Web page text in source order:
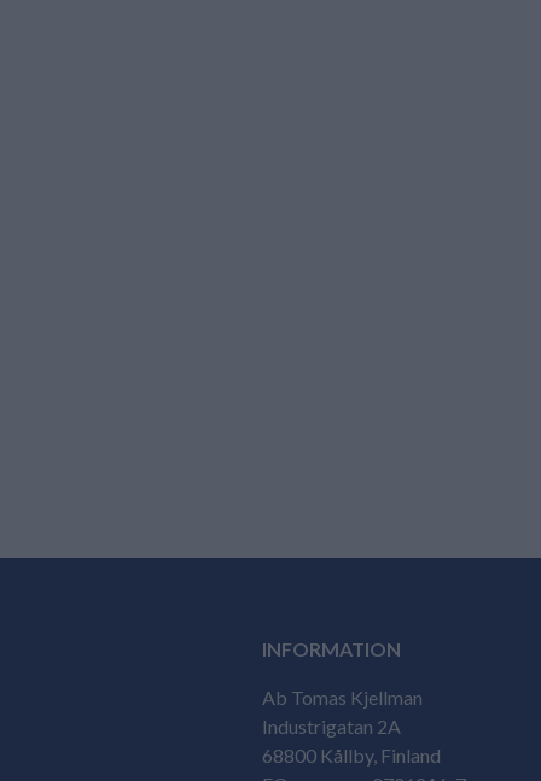
INFORMATION
Ab Tomas Kjellman
Industrigatan 2A
68800 Kållby, Finland